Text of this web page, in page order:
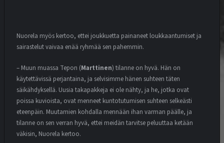
Nuorela myös kertoo, ettei joukkuetta painaneet loukkaantumiset ja
sairastelut vaivaa enää ryhmää sen pahemmin.
– Muun muassa Tepon (Marttinen) tilanne on hyvä. Hän on
käytettävissä perjantaina, ja selvisimme hänen suhteen täten
säikähdyksellä. Uusia takapakkeja ei ole nähty, ja he, jotka ovat
poissa kuvioista, ovat menneet kuntotutumisen suhteen selkeästi
eteenpäin. Muutamien kohdalla mennään ihan varman päälle, ja
tilanne on sen verran hyvä, ettei meidän tarvitse peluuttaa ketään
väkisin, Nuorela kertoo.